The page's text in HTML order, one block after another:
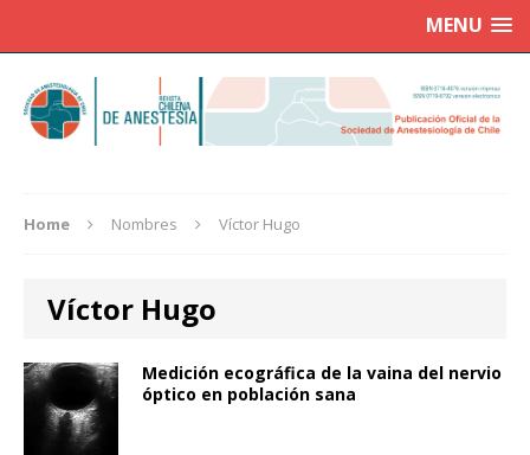
MENU
Home Nombres Víctor Hugo
Víctor Hugo
Medición ecográfica de la vaina del nervio
óptico en población sana